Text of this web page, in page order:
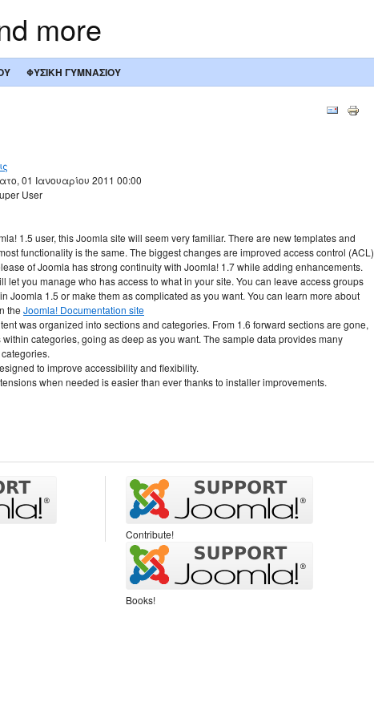
more
ΦΥΣΙΚΗ ΓΥΜΝΑΣΙΟΥ
01 Ιανουαρίου 2011 00:00
User
1.5 user, this Joomla site will seem very familiar. There are new templates and
functionality is the same. The biggest changes are improved access control (ACL)
of Joomla has strong continuity with Joomla! 1.7 while adding enhancements.
let you manage who has access to what in your site. You can leave access groups
Joomla 1.5 or make them as complicated as you want. You can learn more about
the Joomla! Documentation site
was organized into sections and categories. From 1.6 forward sections are gone,
categories, going as deep as you want. The sample data provides many
to improve accessibility and flexibility.
when needed is easier than ever thanks to installer improvements.
Contribute!
Books!